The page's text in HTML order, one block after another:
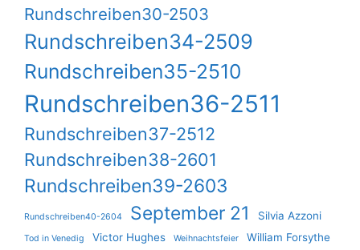
Rundschreiben30-2503
Rundschreiben34-2509
Rundschreiben35-2510
Rundschreiben36-2511
Rundschreiben37-2512
Rundschreiben38-2601
Rundschreiben39-2603
Rundschreiben40-2604 September 21 Silvia Azzoni
Tod in Venedig Victor Hughes Weihnachtsfeier William Forsythe